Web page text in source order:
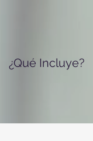
¿Qué Incluye?